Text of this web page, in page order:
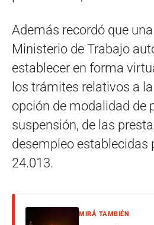
Además recordó que
Ministerio de Trabajo
establecer en forma
los trámites relativos a
opción de modalidad de
suspensión, de las
desempleo establecidas
24.013.
MIRÁ TAMBIÉN